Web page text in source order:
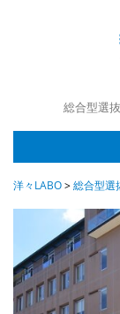
総合型選
洋々LABO>総合型選